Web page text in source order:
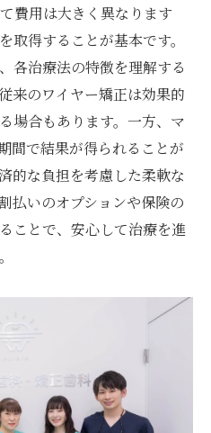
費用は大きく異なります
取得することが基本です。
各治療法の特徴を理解する
来のワイヤー矯正は効果的
場合もあります。一方、マ
間で結果が得られることが
的な負担を考慮した柔軟な
払いのオプションや保険の
ことで、安心して治療を進